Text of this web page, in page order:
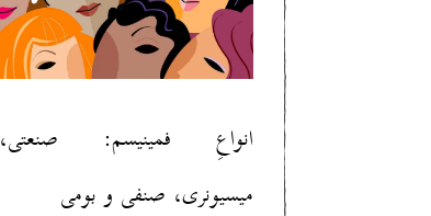
انواعِ فمینیسم: صنعتی،
میسیونری، صنفی و بومی